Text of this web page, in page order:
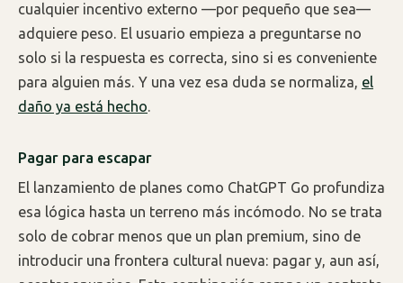
cualquier incentivo externo —por pequeño que sea—
adquiere peso. El usuario empieza a preguntarse no
solo si la respuesta es correcta, sino si es conveniente
para alguien más. Y una vez esa duda se normaliza, el
daño ya está hecho.
Pagar para escapar
El lanzamiento de planes como ChatGPT Go profundiza
esa lógica hasta un terreno más incómodo. No se trata
solo de cobrar menos que un plan premium, sino de
introducir una frontera cultural nueva: pagar y, aun así,